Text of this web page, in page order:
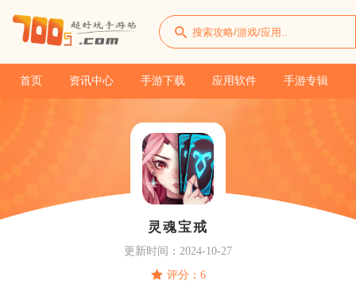
首页 资讯中心 手游下载 应用软件 手游专辑
灵魂宝戒
更新时间：2024-10-27
评分：6